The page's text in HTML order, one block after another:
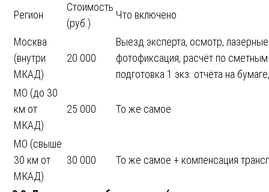
Регион
Стоимость
(руб.)
Что включено
Москва
(внутри
МКАД)
20 000
Выезд эксперта, осмотр,
фотофиксация, расчёт по
подготовка 1 экз. отчёта на
МО (до 30
км от
МКАД)
25 000 То же самое
МО (свыше
30 км от
МКАД)
30 000 То же самое + компенсация